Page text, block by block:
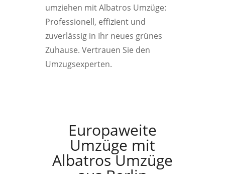
umziehen mit Albatros Umzüge:
Professionell, effizient und
zuverlässig in Ihr neues grünes
Zuhause. Vertrauen Sie den
Umzugsexperten.
Europaweite
Umzüge mit
Albatros Umzüge